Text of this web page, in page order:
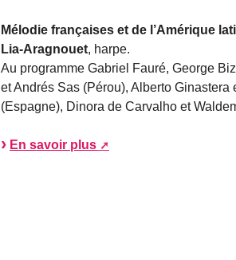
Mélodie françaises et de l’Amérique
Lia-Aragnouet, harpe.
Au programme Gabriel Fauré, George
et Andrés Sas (Pérou), Alberto
(Espagne), Dinora de Carvalho et
En savoir plus